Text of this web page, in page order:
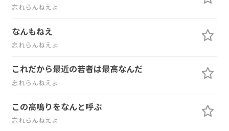
忘れらんねえよ
なんもねえ
忘れらんねえよ
これだから最近の若者は最高なんだ
忘れらんねえよ
この高鳴りをなんと呼ぶ
忘れらんねえよ